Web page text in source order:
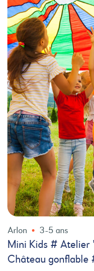
Arlon 3-5 ans
Mini Kids #
Château